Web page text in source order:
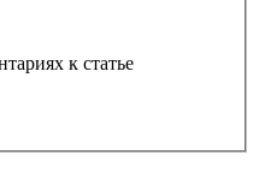
к статье